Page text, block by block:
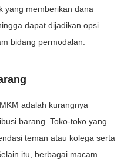
yang memberikan dana
dapat dijadikan opsi
bidang permodalan.
adalah kurangnya
barang. Toko-toko yang
teman atau kolega serta
itu, berbagai macam